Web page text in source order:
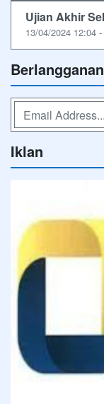
Ujian Akhir
13/04/2024 12:04
Berlangganan
Iklan